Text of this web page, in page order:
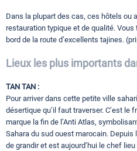
Dans la plupart des cas, ces hôtels ou
restauration typique et de qualité.
bord de la route d’excellents tajines.
Lieux les plus importants
TAN TAN :
Pour arriver dans cette petite ville
désertique qu’il faut traverser. C’est le
marque la fin de l’Anti Atlas,
Sahara du sud ouest marocain. Depuis
de grandir et est aujourd’hui le chef